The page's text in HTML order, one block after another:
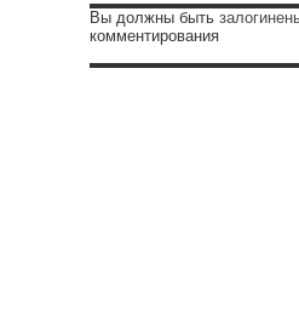
Вы должны быть
комментирования